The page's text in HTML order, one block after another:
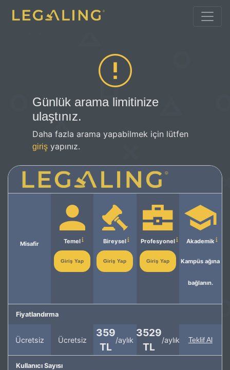
Günlük arama limitinize
ulaştınız.
Daha fazla arama yapabilmek için lütfen
giriş yapınız.
Misafir Temel
Giriş Yap
Bireysel
Giriş Yap
Profesyonel
Giriş Yap
Akademik
Kampüs ağına
bağlanın.
Fiyatlandırma
Ücretsiz Ücretsiz
359
TL
/aylık
3529
TL
/aylık Teklif Al
Kullanıcı Sayısı